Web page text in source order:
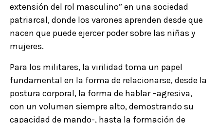
extensión del rol masculino” en una sociedad
patriarcal, donde los varones aprenden desde que
nacen que puede ejercer poder sobre las niñas y
mujeres.
Para los militares, la virilidad toma un papel
fundamental en la forma de relacionarse, desde la
postura corporal, la forma de hablar –agresiva,
con un volumen siempre alto, demostrando su
capacidad de mando-, hasta la formación de